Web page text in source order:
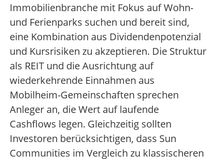
Immobilienbranche mit Fokus auf Wohn-
und Ferienparks suchen und bereit sind,
eine Kombination aus Dividendenpotenzial
und Kursrisiken zu akzeptieren. Die Struktur
als REIT und die Ausrichtung auf
wiederkehrende Einnahmen aus
Mobilheim-Gemeinschaften sprechen
Anleger an, die Wert auf laufende
Cashflows legen. Gleichzeitig sollten
Investoren berücksichtigen, dass Sun
Communities im Vergleich zu klassischeren